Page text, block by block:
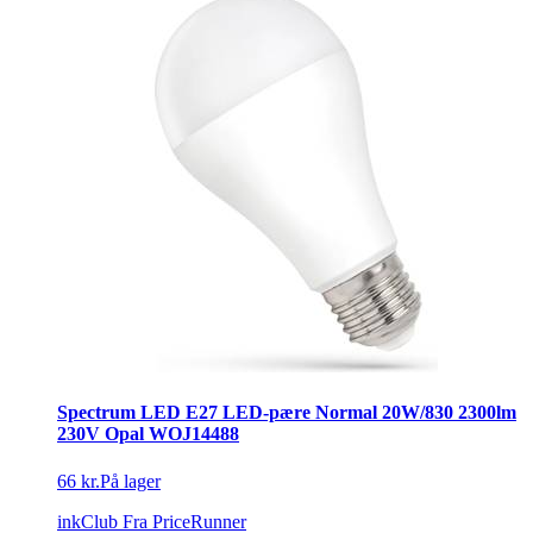
Spectrum LED E27 LED-pære Normal 20W/830 2300lm
230V Opal WOJ14488
66 kr.På lager
inkClub Fra PriceRunner